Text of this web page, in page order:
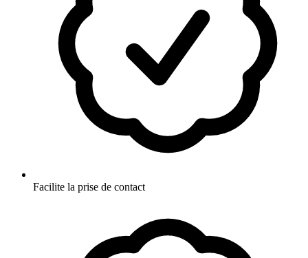
Facilite la prise de contact